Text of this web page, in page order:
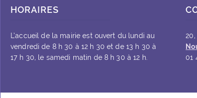
Rue des Sycomores 93110 Rosny-sous-Bois
01 48 55 92 14
Ouvert le mercredi et le samedi de 10h à 12h et de 14h à
HORAIRES
L’accueil de la mairie est ouvert du lundi au
vendredi de 8 h 30 à 12 h 30 et de 13 h 30 à
17 h 30, le samedi matin de 8 h 30 à 12 h.
01